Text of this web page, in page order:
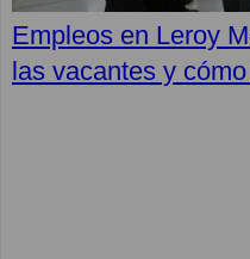
Empleos en Leroy
las vacantes y